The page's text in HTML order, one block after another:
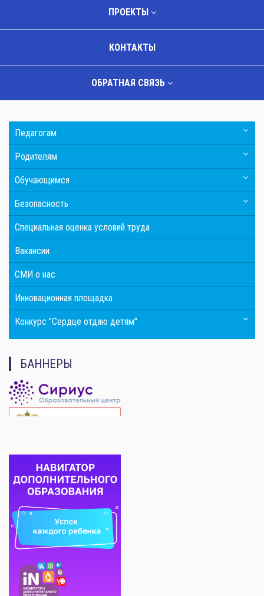
ПРОЕКТЫ
КОНТАКТЫ
ОБРАТНАЯ СВЯЗЬ
Педагогам
Родителям
Обучающимся
Безопасность
Специальная оценка условий труда
Вакансии
СМИ о нас
Инновационная площадка
Конкурс "Сердце отдаю детям"
БАННЕРЫ